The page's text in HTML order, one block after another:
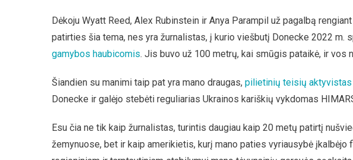
Dėkoju Wyatt Reed, Alex Rubinstein ir Anya Parampil už pagalbą
patirties šia tema, nes yra žurnalistas, į kurio viešbutį Donecke 2022 m.
gamybos haubicomis. Jis buvo už 100 metrų, kai smūgis pataikė, ir vos
Šiandien su manimi taip pat yra mano draugas, pilietinių teisių aktyvistas
Donecke ir galėjo stebėti reguliarias Ukrainos kariškių vykdomas
Esu čia ne tik kaip žurnalistas, turintis daugiau kaip 20 metų patirtį
žemynuose, bet ir kaip amerikietis, kurį mano paties vyriausybė įkalbėjo